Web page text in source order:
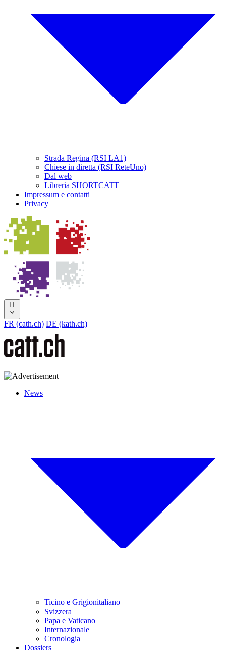
Strada Regina (RSI LA1)
Chiese in diretta (RSI ReteUno)
Dal web
Libreria SHORTCATT
Impressum e contatti
Privacy
IT
FR (cath.ch) DE (kath.ch)
News
Ticino e Grigionitaliano
Svizzera
Papa e Vaticano
Internazionale
Cronologia
Dossiers